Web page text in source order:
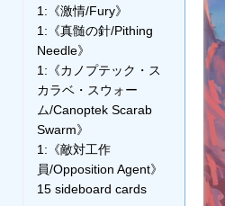
1:《激情/Fury》
1:《真髄の針/Pithing
Needle》
1:《カノプテック・ス
カラベ・スウォー
ム/Canoptek Scarab
Swarm》
1:《敵対工作
員/Opposition Agent》
15 sideboard cards